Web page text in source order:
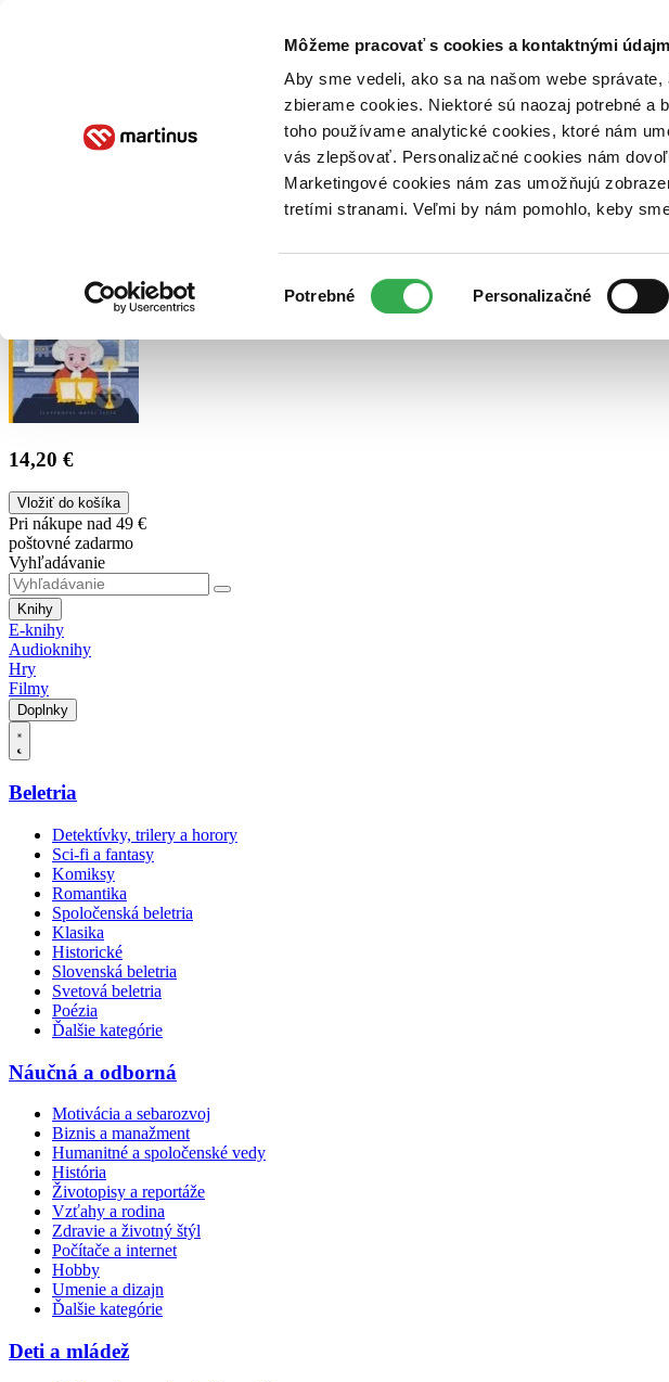
Môžeme pracovať s cookies a kontaktnými
Aby sme vedeli, ako sa na našom webe
zbierame cookies. Niektoré sú naozaj potrebné a
toho používame analytické cookies, ktoré nám
vás zlepšovať. Personalizačné cookies nám
Marketingové cookies nám zas umožňujú
tretími stranami. Veľmi by nám pomohlo, keby
súhlasu
Potrebné Personalizačné
Poukážky Kontakt
14,20 €
Vložiť do košíka
Pri nákupe nad 49 €
poštovné zadarmo
Vyhľadávanie
Knihy
E-knihy
Audioknihy
Hry
Filmy
Doplnky
Beletria
Detektívky, trilery a horory
Sci-fi a fantasy
Komiksy
Romantika
Spoločenská beletria
Klasika
Historické
Slovenská beletria
Svetová beletria
Poézia
Ďalšie kategórie
Náučná a odborná
Motivácia a sebarozvoj
Biznis a manažment
Humanitné a spoločenské vedy
História
Životopisy a reportáže
Vzťahy a rodina
Zdravie a životný štýl
Počítače a internet
Hobby
Umenie a dizajn
Ďalšie kategórie
Deti a mládež